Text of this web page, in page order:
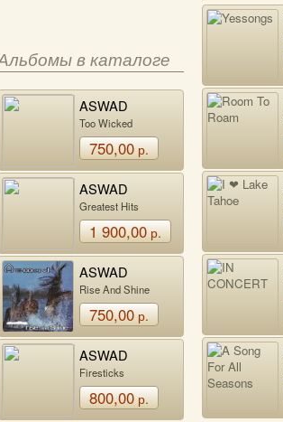
в каталоге
ASWAD
Too Wicked
750,00р.
ASWAD
Greatest Hits
1 900,00р.
ASWAD
Rise And Shine
750,00р.
ASWAD
Firesticks
800,00р.